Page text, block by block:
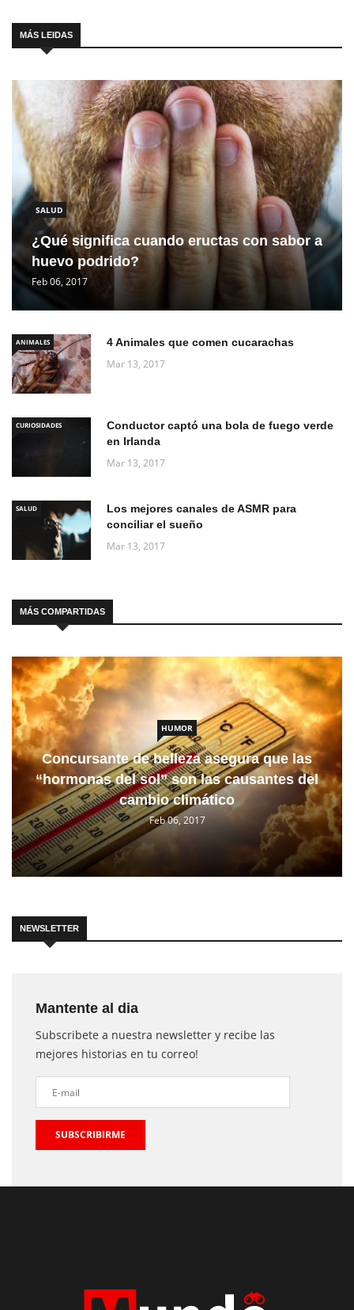
MÁS LEIDAS
SALUD
¿Qué significa cuando eructas con sabor a
huevo podrido?
Feb 06, 2017
ANIMALES 4 Animales que comen cucarachas
Mar 13, 2017
CURIOSIDADES
Conductor captó una bola de fuego verde
en Irlanda
Mar 13, 2017
SALUD
Los mejores canales de ASMR para
conciliar el sueño
Mar 13, 2017
MÁS COMPARTIDAS
HUMOR
Concursante de belleza asegura que las
“hormonas del sol” son las causantes del
cambio climático
Feb 06, 2017
NEWSLETTER
Mantente al dia
Subscribete a nuestra newsletter y recibe las
mejores historias en tu correo!
SUBSCRIBIRME